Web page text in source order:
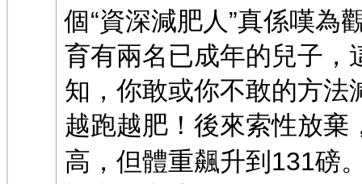
個“資深減肥人”真係嘆
育有兩名已成年的兒子，
知，你敢或你不敢的方法
越跑越肥！後來索性放棄
高，但體重飆升到131